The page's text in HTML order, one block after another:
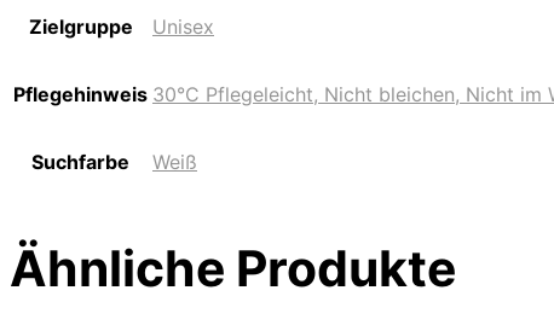
Zielgruppe Unisex
Pflegehinweis 30°C Pflegeleicht, Nicht bleichen, Nicht
Suchfarbe Weiß
Ähnliche Produkte